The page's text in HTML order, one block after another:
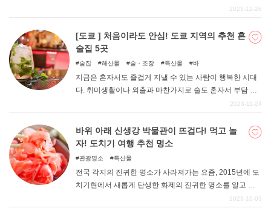
거리도 매우 다양하다. 여행자의 연령과 취향에 따라 다양
움은 천차만별이라고 할 수 있다. 이번에는 특히 도쿄에서
가족여행을 즐길 때 우선 후보에 넣고 싶은 명소를 엄선했
다. 어른도 아이도 함께 즐길 수 있는 장소가 가득하다. z
2023-12-26
[도쿄 ] 처음이라도 안심! 도쿄 지역의 추천 혼
술집 5곳
술집 해산물 술・조장 특산물 바
지금은 혼자서도 즐겁게 지낼 수 있는 사람이 행복한 시대
다. 취미생활이나 외출과 마찬가지로 술도 혼자서 부담 없
이 즐기고 싶은 사람은 적지 않을 것이다. 하지만 처음 혼자
등은 왠지 문턱이 높아 보이고, 어떤 곳을 선택해야 할지 모
르는 경우도 있을 것이다. 이번에는 도쿄 지역에서 혼술에
딱 맞는 추천 이자카야와 바 5곳을 선정했다. 술자리를 고
2023-11-24
바위 아래 신생강 박물관이 뜨겁다! 먹고 놀
자! 도치기 여행 추천 명소
관광명소 특산물
전국 각지의 진귀한 명소가 사라져가는 요즘, 2015년에 도
치기현에서 새롭게 탄생한 화제의 진귀한 명소를 알고 계
신가요? 그 이름도 이와시타 신생강 뮤지엄. 이번에는 카오
2023-10-03